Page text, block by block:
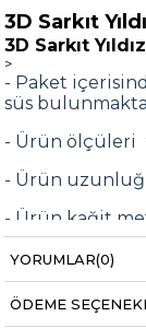
3D Sarkıt
3D Sarkıt
>
- Paket
süs
- Ürün ölçüleri
- Ürün
- Ürün kağit
- İç ve dış
Bilgi almak için
mail
YORUMLAR(0)
ÖDEME